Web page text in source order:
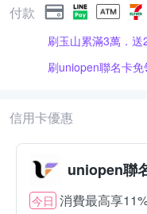
付款
刷玉山累滿3萬．
刷uniopen聯名卡
信用卡優惠
uniopen聯
今日 消費最高享11%